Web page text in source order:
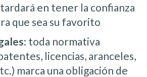
en tener la confianza
que sea su favorito
: toda normativa
licencias, aranceles,
marca una obligación de